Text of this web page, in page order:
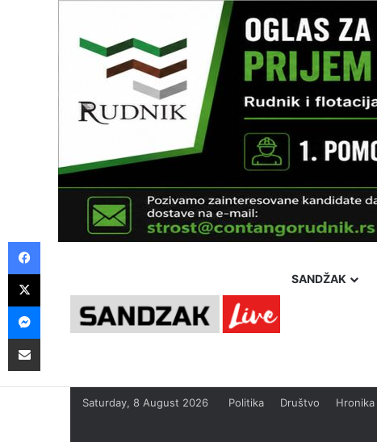
SANDŽAK
Saturday, 8 August 2026 Politika Društvo Hronika
Facebook
X
Messenger
Pošalji preko E-Maila